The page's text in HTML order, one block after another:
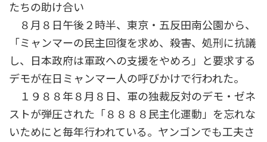
たちの助け合い
８月８日午後２時半、東京・五反田南公園から、
「ミャンマーの民主回復を求め、殺害、処刑に抗議
し、日本政府は軍政への支援をやめろ」と要求する
デモが在日ミャンマー人の呼びかけで行われた。
１９８８年８月８日、軍の独裁反対のデモ・ゼネ
ストが弾圧された「８８８８民主化運動」を忘れな
いためにと毎年行われている。ヤンゴンでも工夫さ